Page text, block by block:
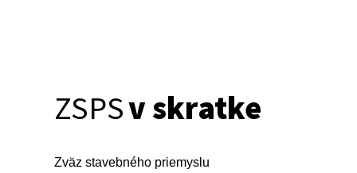
ZSPSv skratke
Zväz stavebného priemyslu